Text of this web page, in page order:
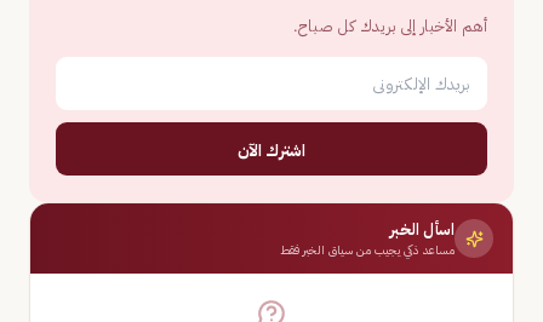
أهم الأخبار إلى بريدك كل صباح.
اشترك الآن
اسأل الخبر
مساعد ذكي يجيب من سياق الخبر فقط